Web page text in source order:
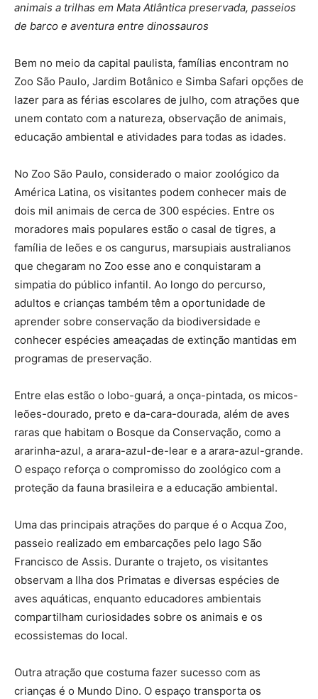
animais a trilhas em Mata Atlântica preservada, passeios
de barco e aventura entre dinossauros
Bem no meio da capital paulista, famílias encontram no
Zoo São Paulo, Jardim Botânico e Simba Safari opções de
lazer para as férias escolares de julho, com atrações que
unem contato com a natureza, observação de animais,
educação ambiental e atividades para todas as idades.
No Zoo São Paulo, considerado o maior zoológico da
América Latina, os visitantes podem conhecer mais de
dois mil animais de cerca de 300 espécies. Entre os
moradores mais populares estão o casal de tigres, a
família de leões e os cangurus, marsupiais australianos
que chegaram no Zoo esse ano e conquistaram a
simpatia do público infantil. Ao longo do percurso,
adultos e crianças também têm a oportunidade de
aprender sobre conservação da biodiversidade e
conhecer espécies ameaçadas de extinção mantidas em
programas de preservação.
Entre elas estão o lobo-guará, a onça-pintada, os micos-
leões-dourado, preto e da-cara-dourada, além de aves
raras que habitam o Bosque da Conservação, como a
ararinha-azul, a arara-azul-de-lear e a arara-azul-grande.
O espaço reforça o compromisso do zoológico com a
proteção da fauna brasileira e a educação ambiental.
Uma das principais atrações do parque é o Acqua Zoo,
passeio realizado em embarcações pelo lago São
Francisco de Assis. Durante o trajeto, os visitantes
observam a Ilha dos Primatas e diversas espécies de
aves aquáticas, enquanto educadores ambientais
compartilham curiosidades sobre os animais e os
ecossistemas do local.
Outra atração que costuma fazer sucesso com as
crianças é o Mundo Dino. O espaço transporta os